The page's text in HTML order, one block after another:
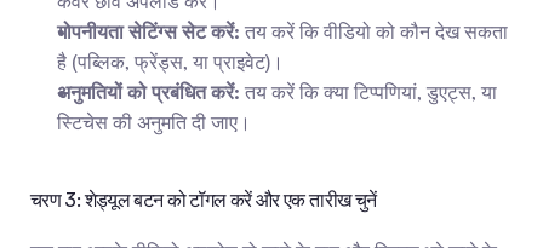
गोपनीयता सेटिंग्स सेट करें: तय करें कि वीडियो को कौन देख सकता
है (पब्लिक, फ्रेंड्स, या प्राइवेट)।
अनुमतियों को प्रबंधित करें: तय करें कि क्या टिप्पणियां, डुएट्स, या
स्टिचेस की अनुमति दी जाए।
चरण 3: शेड्यूल बटन को टॉगल करें और एक तारीख चुनें